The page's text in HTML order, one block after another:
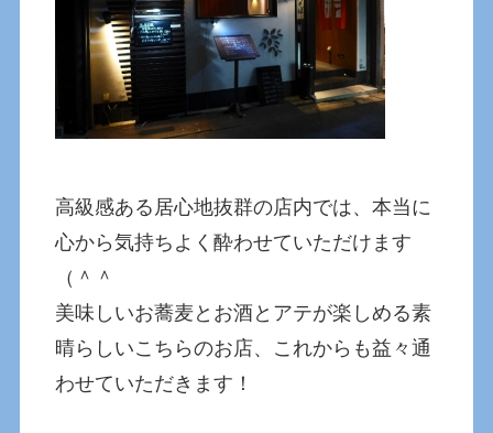
高級感ある居心地抜群の店内では、本当に
心から気持ちよく酔わせていただけます
（＾＾
美味しいお蕎麦とお酒とアテが楽しめる素
晴らしいこちらのお店、これからも益々通
わせていただきます！